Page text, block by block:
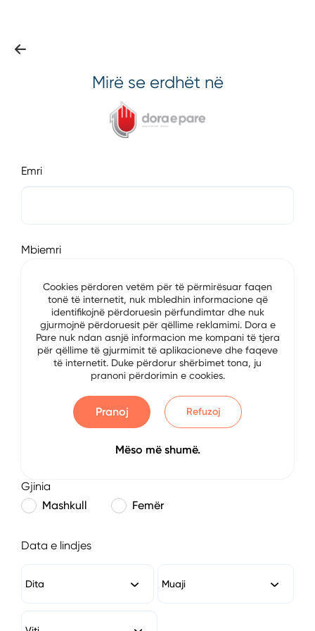
Mirë se erdhët në
Emri
Mbiemri
E-mail
Numri i Telefonit
Gjinia
Mashkull
Femër
Data e lindjes
Dita Muaji
Cookies përdoren vetëm për të përmirësuar faqen
tonë të internetit, nuk mbledhin informacione që
identifikojnë përdoruesin përfundimtar dhe nuk
gjurmojnë përdoruesit për qëllime reklamimi. Dora e
Pare nuk ndan asnjë informacion me kompani të tjera
për qëllime të gjurmimit të aplikacioneve dhe faqeve
të internetit. Duke përdorur shërbimet tona, ju
pranoni përdorimin e cookies.
Pranoj Refuzoj
Mëso më shumë.